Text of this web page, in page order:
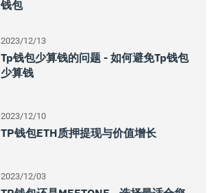
钱包
2023/12/13
Tp钱包少算钱的问题 - 如何避免tp钱包
少算钱
2023/12/10
TP钱包ETH质押提现与价值增长
2023/12/03